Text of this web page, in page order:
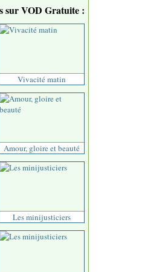
sur VOD Gratuite :
Vivacité matin
Amour, gloire et beauté
Les minijusticiers